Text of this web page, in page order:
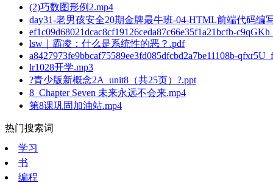
(2)巧数图形例2.mp4
day31-老男孩安全20期金牌最牛班-04-HTML前端代码编
ef1c09d68021dcac8cf19126ceda87c66e35f1a21bcfb-
lsw｜霸凌：什么是系统性的恶？.pdf
a8427973fe9bbcaf75589ee3fd085dfcbd2a7be11108b-
lr1028开学.mp3
?青少版新概念2A_unit8（共25页）?.ppt
8_Chapter Seven 未来永远不会来.mp4
第8课巩固加油站.mp4
热门搜索词
学习
书
编程